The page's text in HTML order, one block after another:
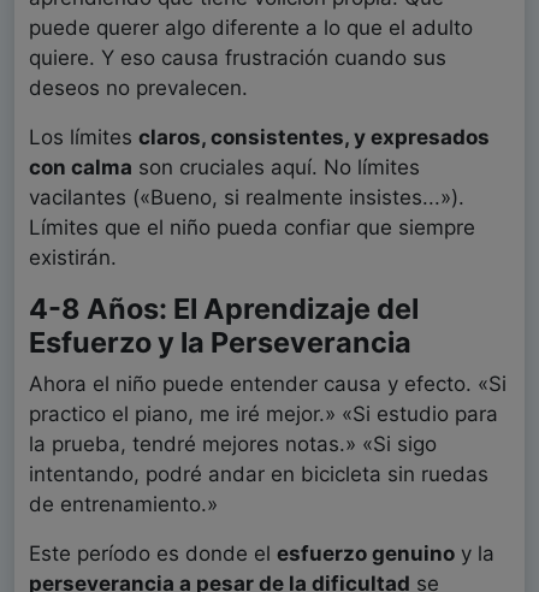
puede querer algo diferente a lo que el adulto
quiere. Y eso causa frustración cuando sus
deseos no prevalecen.
Los límites claros, consistentes, y expresados
con calma son cruciales aquí. No límites
vacilantes («Bueno, si realmente insistes...»).
Límites que el niño pueda confiar que siempre
existirán.
4-8 Años: El Aprendizaje del
Esfuerzo y la Perseverancia
Ahora el niño puede entender causa y efecto. «Si
practico el piano, me iré mejor.» «Si estudio para
la prueba, tendré mejores notas.» «Si sigo
intentando, podré andar en bicicleta sin ruedas
de entrenamiento.»
Este período es donde el esfuerzo genuino y la
perseverancia a pesar de la dificultad se